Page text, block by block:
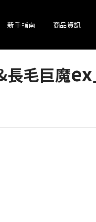
新手指南 商品資訊
長毛巨魔ex